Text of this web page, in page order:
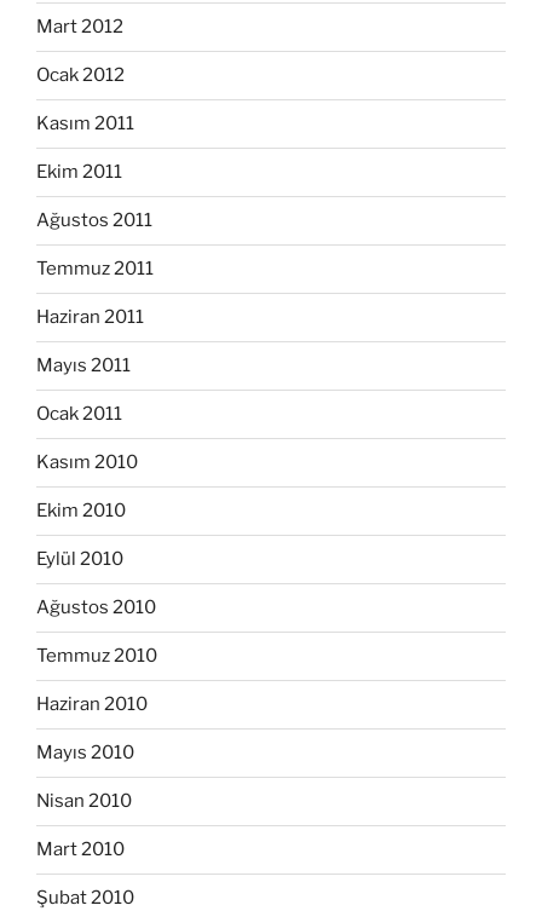
Mart 2012
Ocak 2012
Kasım 2011
Ekim 2011
Ağustos 2011
Temmuz 2011
Haziran 2011
Mayıs 2011
Ocak 2011
Kasım 2010
Ekim 2010
Eylül 2010
Ağustos 2010
Temmuz 2010
Haziran 2010
Mayıs 2010
Nisan 2010
Mart 2010
Şubat 2010